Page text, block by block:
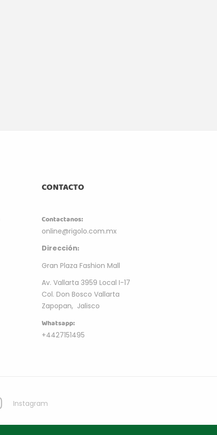
CONTACTO
Contactanos:
online@rigolo.com.mx
Dirección:
Gran Plaza Fashion Mall
Av. Vallarta 3959 Local I-17
Col. Don Bosco Vallarta
Zapopan, Jalisco
Whatsapp:
+4427151495
Instagram